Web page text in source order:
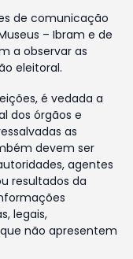
de comunicação
– Ibram e de
a observar as
eleitoral.
é vedada a
dos órgãos e
as
devem ser
agentes
resultados da
legais,
não apresentem